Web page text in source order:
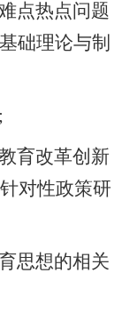
点热点问题
础理论与制
育改革创新
对性政策研
思想的相关